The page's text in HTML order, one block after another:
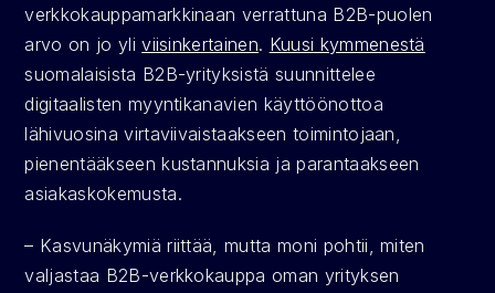
verkkokauppamarkkinaan verrattuna B2B-puolen
arvo on jo yli viisinkertainen. Kuusi kymmenestä
suomalaisista B2B-yrityksistä suunnittelee
digitaalisten myyntikanavien käyttöönottoa
lähivuosina virtaviivaistaakseen toimintojaan,
pienentääkseen kustannuksia ja parantaakseen
asiakaskokemusta.
– Kasvunäkymiä riittää, mutta moni pohtii, miten
valjastaa B2B-verkkokauppa oman yrityksen